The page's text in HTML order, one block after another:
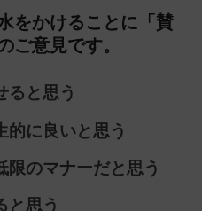
をかけることに「賛
ご意見です。
ると思う
的に良いと思う
限のマナーだと思う
と思う